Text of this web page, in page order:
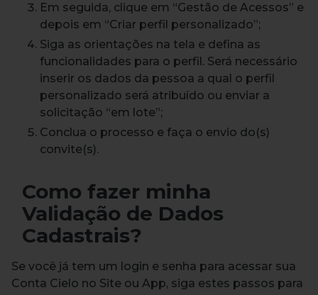
Em seguida, clique em “Gestão de Acessos” e
depois em “Criar perfil personalizado”;
Siga as orientações na tela e defina as
funcionalidades para o perfil. Será necessário
inserir os dados da pessoa a qual o perfil
personalizado será atribuído ou enviar a
solicitação “em lote”;
Conclua o processo e faça o envio do(s)
convite(s).
Como fazer minha
Validação de Dados
Cadastrais?
Se você já tem um login e senha para acessar sua
Conta Cielo no Site ou App, siga estes passos para